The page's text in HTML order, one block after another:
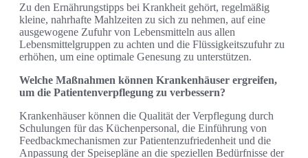
Zu den Ernährungstipps bei Krankheit gehört, regelmäßig
kleine, nahrhafte Mahlzeiten zu sich zu nehmen, auf eine
ausgewogene Zufuhr von Lebensmitteln aus allen
Lebensmittelgruppen zu achten und die Flüssigkeitszufuhr zu
erhöhen, um eine optimale Genesung zu unterstützen.
Welche Maßnahmen können Krankenhäuser ergreifen,
um die Patientenverpflegung zu verbessern?
Krankenhäuser können die Qualität der Verpflegung durch
Schulungen für das Küchenpersonal, die Einführung von
Feedbackmechanismen zur Patientenzufriedenheit und die
Anpassung der Speisepläne an die speziellen Bedürfnisse der